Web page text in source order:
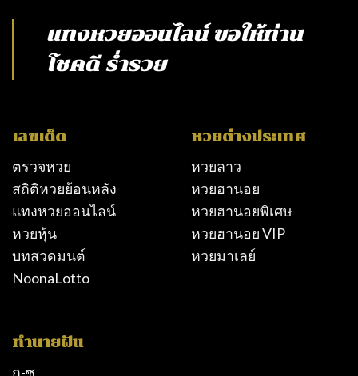
แทงหวยออนไลน์ขอให้ท่าน
โชคดี ร่ำรวย
เลขเด็ด
ตรวจหวย
สถิติหวยย้อนหลัง
แทงหวยออนไลน์
หวยหุ้น
บทสวดมนต์
NoonaLotto
หวยต่างประเทศ
หวยลาว
หวยฮานอย
หวยฮานอยพิเศษ
หวยฮานอย VIP
หวยมาเลย์
ทำนายฝัน
ก-ซ